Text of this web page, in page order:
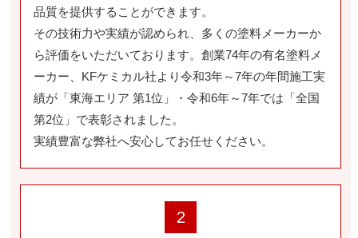
品質を提供することができます。
その技術力や実績が認められ、多くの塗料メーカーか
ら評価をいただいております。創業74年の有名塗料メ
ーカー、KFケミカル社より令和3年～7年の年間施工実
績が「東海エリア 第1位」・令和6年～7年では「全国
第2位」で表彰されました。
実績豊富な弊社へ安心してお任せください。
2